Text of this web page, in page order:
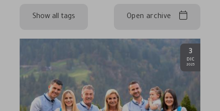
Show all tags Open archive
3
DIC.
2025